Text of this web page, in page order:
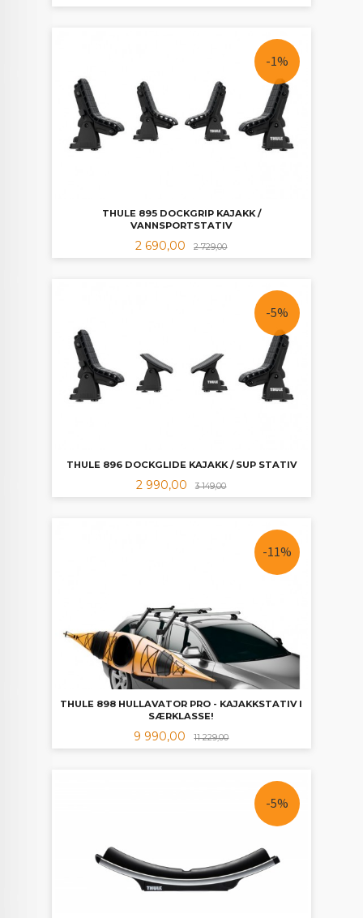
THULE 895 DOCKGRIP KAJAKK /
VANNSPORTSTATIV
Tilbud
2 690,00 2 729,00Rabatt
-1%
THULE 896 DOCKGLIDE KAJAKK / SUP STATIV
Tilbud
2 990,00 3 149,00Rabatt
-5%
THULE 898 HULLAVATOR PRO - KAJAKKSTATIV I
SÆRKLASSE!
Tilbud
9 990,00 11 229,00Rabatt
-11%
-5%